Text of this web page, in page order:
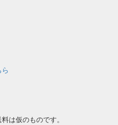
は仮のものです。